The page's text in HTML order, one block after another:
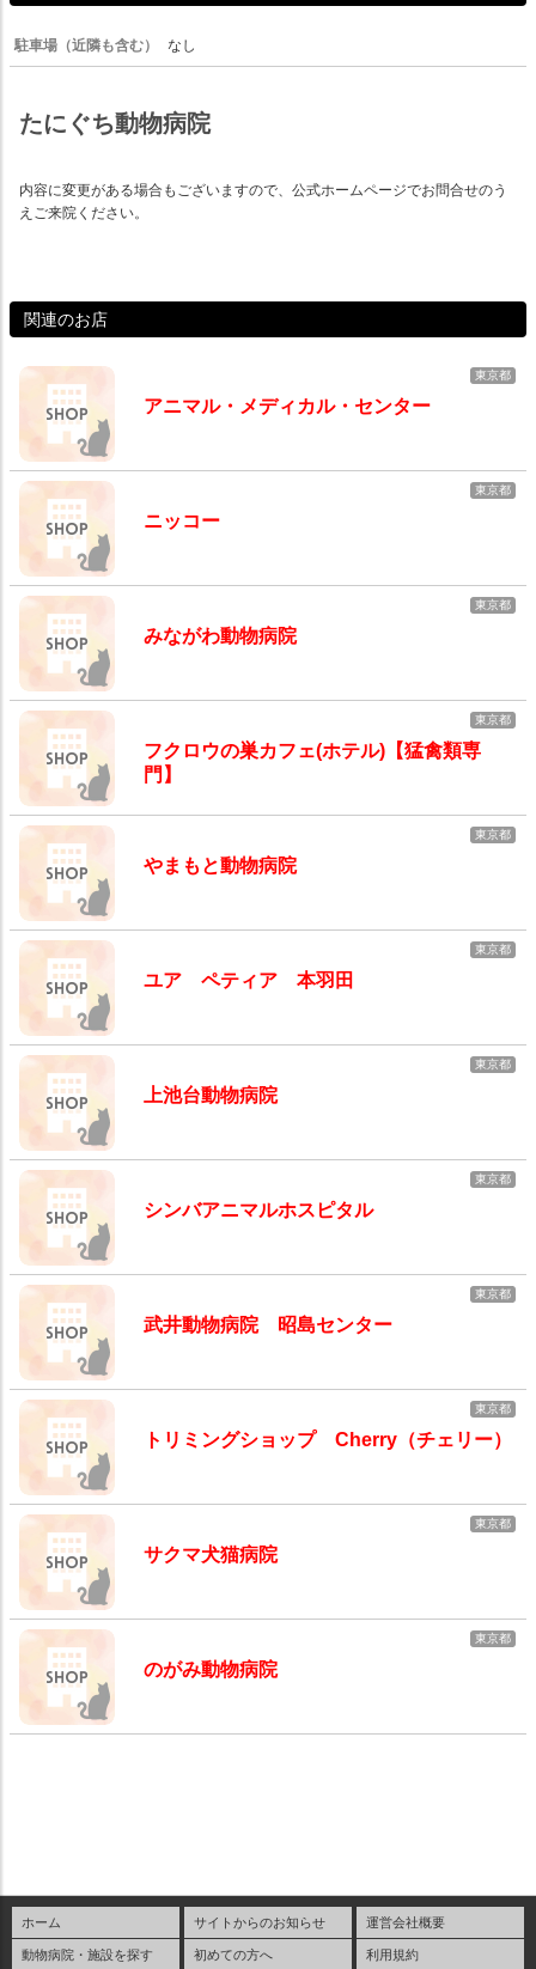
駐車場（近隣も含む） なし
たにぐち動物病院
内容に変更がある場合もございますので、公式ホームページでお問合せのう
えご来院ください。
関連のお店
東京都
アニマル・メディカル・センター
東京都
ニッコー
東京都
みながわ動物病院
東京都
フクロウの巣カフェ(ホテル)【猛禽類専
門】
東京都
やまもと動物病院
東京都
ユア ペティア 本羽田
東京都
上池台動物病院
東京都
シンバアニマルホスピタル
東京都
武井動物病院 昭島センター
東京都
トリミングショップ Cherry（チェリー）
東京都
サクマ犬猫病院
東京都
のがみ動物病院
ホーム
動物病院・施設を探す
サイトからのお知らせ
初めての方へ
運営会社概要
利用規約